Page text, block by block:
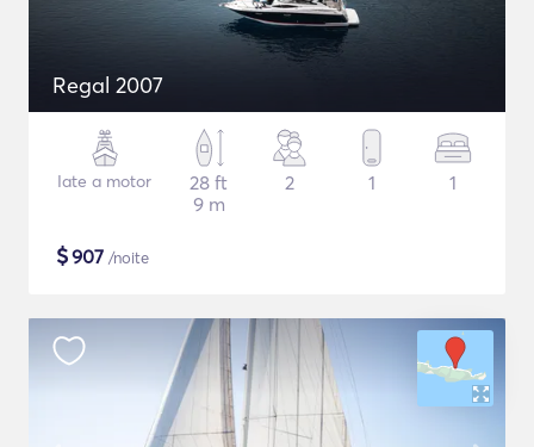
Regal 2007
Iate a motor
28 ft
9 m
2 1 1
$907 /noite